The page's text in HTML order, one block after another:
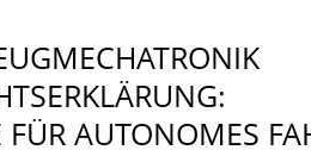
FÜR AUTONOMES